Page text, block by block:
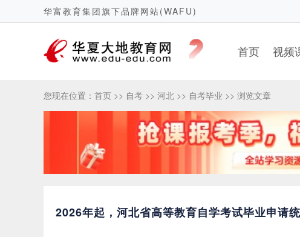
华富教育集团旗下品牌网站(WAFU)
首页 视频
您现在位置： 首页 >> 自考 >> 河北 >> 自考毕业 >> 浏览文章
2026年起，河北省高等教育自学考试毕业申请